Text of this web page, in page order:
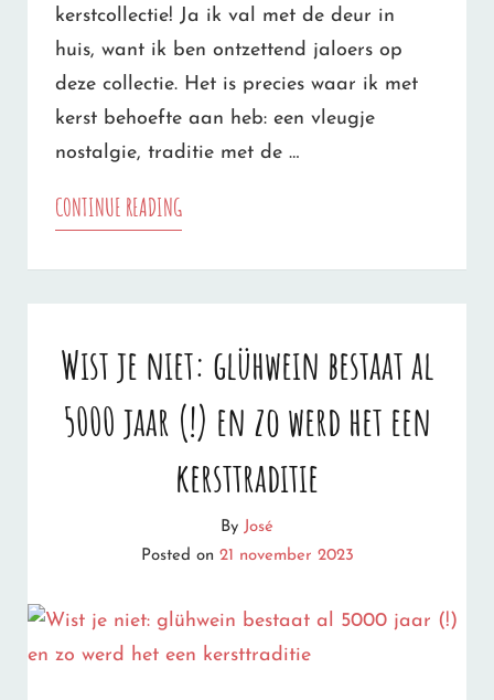
kerstcollectie! Ja ik val met de deur in
huis, want ik ben ontzettend jaloers op
deze collectie. Het is precies waar ik met
kerst behoefte aan heb: een vleugje
nostalgie, traditie met de …
CONTINUE READINGDE
2023
IS
VOOR
EEN
KERST
Wist je niet: glühwein bestaat al
5000 jaar (!) en zo werd het een
kersttraditie
By José
Posted on 21 november 2023